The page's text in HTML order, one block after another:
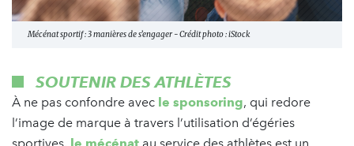
Mécénat sportif : 3 manières de s’engager - Crédit photo : iStock
SOUTENIR DES ATHLÈTES
À ne pas confondre avec le sponsoring, qui redore
l’image de marque à travers l’utilisation d’égéries
sportives, le mécénat au service des athlètes est un